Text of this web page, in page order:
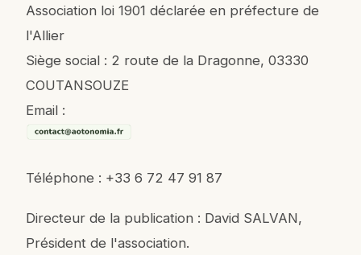
Association loi 1901 déclarée en préfecture de
l'Allier
Siège social : 2 route de la Dragonne, 03330
COUTANSOUZE
Email :
Téléphone : +33 6 72 47 91 87
Directeur de la publication : David SALVAN,
Président de l'association.